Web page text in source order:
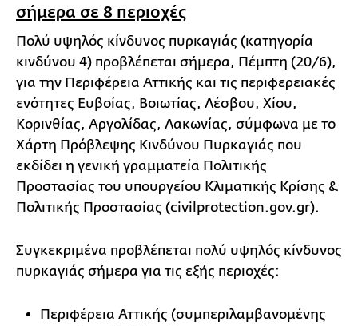
σήμερα σε 8 περιοχές
Πολύ υψηλός κίνδυνος πυρκαγιάς (κατηγορία
κινδύνου 4) προβλέπεται σήμερα, Πέμπτη (20/6),
για την Περιφέρεια Αττικής και τις περιφερειακές
ενότητες Ευβοίας, Βοιωτίας, Λέσβου, Χίου,
Κορινθίας, Αργολίδας, Λακωνίας, σύμφωνα με το
Χάρτη Πρόβλεψης Κινδύνου Πυρκαγιάς που
εκδίδει η γενική γραμματεία Πολιτικής
Προστασίας του υπουργείου Κλιματικής Κρίσης &
Πολιτικής Προστασίας (civilprotection.gov.gr).
Συγκεκριμένα προβλέπεται πολύ υψηλός κίνδυνος
πυρκαγιάς σήμερα για τις εξής περιοχές:
Περιφέρεια Αττικής (συμπεριλαμβανομένης